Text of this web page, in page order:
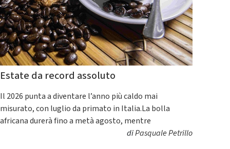
Estate da record assoluto
Il 2026 punta a diventare l’anno più caldo mai
misurato, con luglio da primato in Italia.La bolla
africana durerà fino a metà agosto, mentre
diPasquale Petrillo